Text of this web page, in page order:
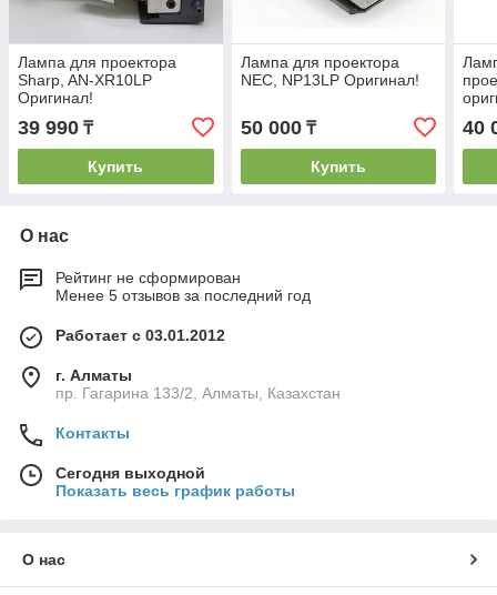
Лампа для проектора
Sharp, AN-XR10LP
Оригинал!
39 990 ₸
Купить
Лампа для проектора
NEC, NP13LP Оригинал!
50 000₸
Купить
40
О нас
Рейтинг не сформирован
Менее 5 отзывов за последний год
Работает с 03.01.2012
г. Алматы
пр. Гагарина 133/2, Алматы, Казахстан
Контакты
Сегодня выходной
Показать весь график работы
О нас